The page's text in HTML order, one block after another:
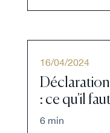
16/04/2024
: ce qu'il
6 min